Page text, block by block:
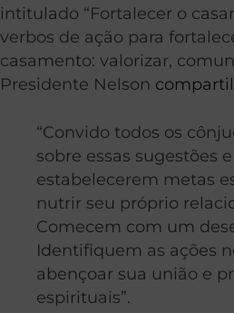
intitulado “Fortalecer o
verbos de ação para
casamento: valorizar,
Presidente Nelson
“Convido todos os
sobre essas sugestões
estabelecerem metas
nutrir seu próprio
Comecem com um
Identifiquem as ações
abençoar sua união e
espirituais”.